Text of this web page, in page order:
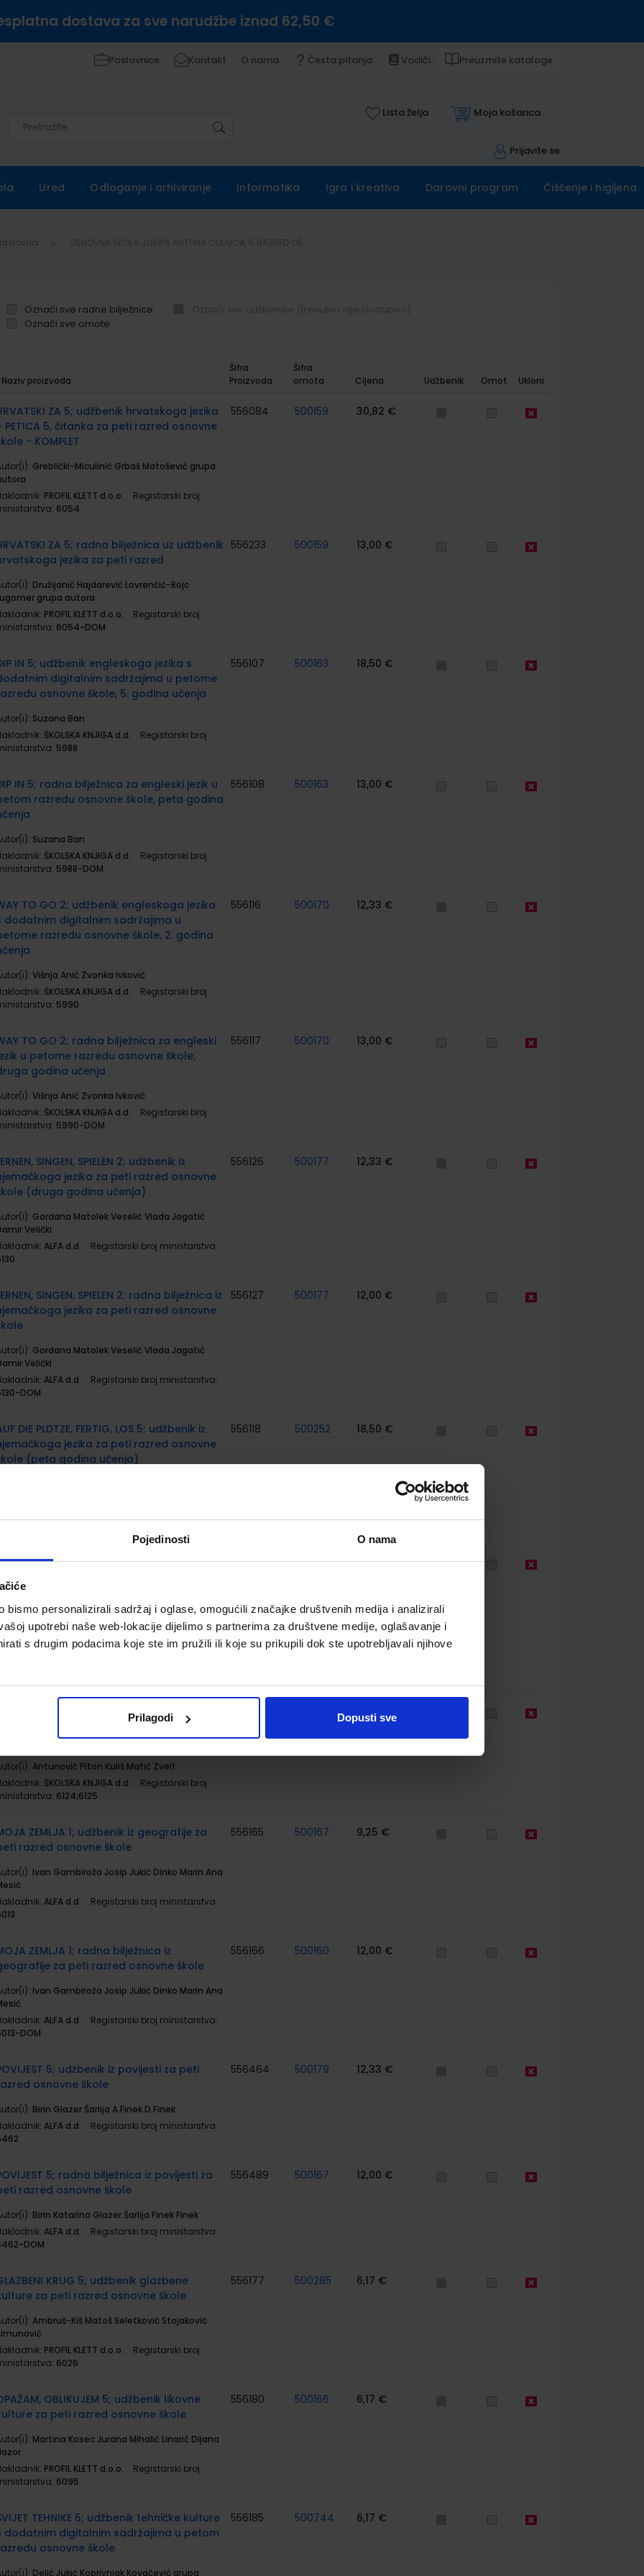
Pojedinosti O nama
bismo personalizirali sadržaj i oglase, omogućili značajke društvenih medija i analizirali
upotrebi naše web-lokacije dijelimo s partnerima za društvene medije, oglašavanje i
s drugim podacima koje ste im pružili ili koje su prikupili dok ste upotrebljavali njihove
Prilagodi Dopusti sve
dostava za sve narudžbe iznad 62,50 €
Poslovnice Kontakt O nama Česta pitanja Vodiči Preuzmite kataloge
Lista želja Moja košarica
Prijavite se
Ured Odlaganje i arhiviranje Informatika Igra i kreativa Darovni program Čišćenje i higijena
Označi sve radne bilježnice
Označi sve omote
Naziv proizvoda
Šifra
Proizvoda
Šifra
omota
Cijena Udžbenik Omot Ukloni
ZA 5; udžbenik hrvatskoga jezika
PETICA 5, čitanka za peti razred osnovne
- KOMPLET
Greblički-Miculinić Grbaš Matošević grupa
PROFIL KLETT d.o.o.
Registarski broj
6054
556084 500159 30,82 €
ZA 5; radna bilježnica uz udžbenik
jezika za peti razred
Družijanić Hajdarević Lovrenčić-Rojc
grupa autora
PROFIL KLETT d.o.o.
Registarski broj
6054-DOM
556233 500159 13,00 €
IN 5; udžbenik engleskoga jezika s
digitalnim sadržajima u petome
osnovne škole, 5. godina učenja
Suzana Ban
ŠKOLSKA KNJIGA d.d.
Registarski broj
5988
556107 500163 18,50 €
IN 5; radna bilježnica za engleski jezik u
razredu osnovne škole, peta godina
Suzana Ban
ŠKOLSKA KNJIGA d.d.
Registarski broj
5988-DOM
556108 500163 13,00 €
TO GO 2; udžbenik engleskoga jezika
dodatnim digitalnim sadržajima u
razredu osnovne škole, 2. godina
Višnja Anić Zvonka Ivković
ŠKOLSKA KNJIGA d.d.
Registarski broj
5990
556116 500170 12,33 €
TO GO 2; radna bilježnica za engleski
u petome razredu osnovne škole,
godina učenja
Višnja Anić Zvonka Ivković
ŠKOLSKA KNJIGA d.d.
Registarski broj
5990-DOM
556117 500170 13,00 €
SINGEN, SPIELEN 2; udžbenik iz
jezika za peti razred osnovne
(druga godina učenja)
Gordana Matolek Veselić Vlada Jagatić
Velički
ALFA d.d.
Registarski broj ministarstva:
556126 500177 12,33 €
SINGEN, SPIELEN 2; radna bilježnica iz
jezika za peti razred osnovne
Gordana Matolek Veselić Vlada Jagatić
Velički
ALFA d.d.
Registarski broj ministarstva:
DOM
556127 500177 12,00 €
DIE PLDTZE, FERTIG, LOS 5; udžbenik iz
jezika za peti razred osnovne
(peta godina učenja)
556118 500252 18,50 €
DIE PLDTZE, FERTIG, LOS 5; radna
bilježnica iz njemačkoga jezika za peti
osnovne škole (peta godina
Autor(i):Dinka Štiglmayer Bočkarjov Irena Pehar
556119 500252 12,00 €
MATEMATIKA 5; komplet 1. i 2. dio, udžbenik
sa zbirkom zadatakai iz matematike s dds
u 5. razredu OŠ
Antunović Piton Kuliš Matić Zvelf
ŠKOLSKA KNJIGA d.d.
Registarski broj
6124;6125
24,66 €
ZEMLJA 1; udžbenik iz geografije za
razred osnovne škole
Ivan Gambiroža Josip Jukić Dinko Marin Ana
ALFA d.d.
Registarski broj ministarstva:
556165 500167 9,25 €
ZEMLJA 1; radna bilježnica iz
za peti razred osnovne škole
Ivan Gambiroža Josip Jukić Dinko Marin Ana
ALFA d.d.
Registarski broj ministarstva:
DOM
556166 500160 12,00 €
5; udžbenik iz povijesti za peti
osnovne škole
Birin Glazer Šarlija A.Finek D.Finek
ALFA d.d.
Registarski broj ministarstva:
556464 500179 12,33 €
5; radna bilježnica iz povijesti za
razred osnovne škole
Birin Katarina Glazer Šarlija Finek Finek
ALFA d.d.
Registarski broj ministarstva:
DOM
556489 500167 12,00 €
KRUG 5; udžbenik glazbene
za peti razred osnovne škole
Ambruš-Kiš Matoš Seletković Stojaković
PROFIL KLETT d.o.o.
Registarski broj
6026
556177 500285 6,17 €
OBLIKUJEM 5; udžbenik likovne
za peti razred osnovne škole
Martina Kosec Jurana Mihalić Linarić Dijana
PROFIL KLETT d.o.o.
Registarski broj
6095
556180 500166 6,17 €
TEHNIKE 5; udžbenik tehničke kulture
dodatnim digitalnim sadržajima u petom
osnovne škole
Delić Jukić Koprivnjak Kovačević grupa
556185 500744 6,17 €